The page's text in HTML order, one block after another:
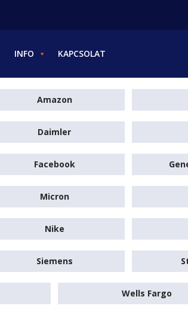
INFO KAPCSOLAT
Amazon
Daimler
Facebook
Micron
Nike
Siemens
Wells Fargo